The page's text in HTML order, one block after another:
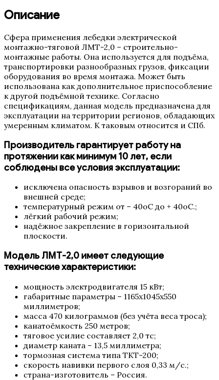
Описание
Сфера применения лебедки электрической
монтажно-тяговой ЛМТ-2,0 – строительно-
монтажные работы. Она используется для подъёма,
транспортировки разнообразных грузов, фиксации
оборудования во время монтажа. Может быть
использована как дополнительное приспособление
к другой подъёмной технике. Согласно
спецификациям, данная модель предназначена для
эксплуатации на территории регионов, обладающих
умеренным климатом. К таковым относится и СПб.
Производитель гарантирует работу на
протяжении как минимум 10 лет, если
соблюдены все условия эксплуатации:
исключена опасность взрывов и возгораний во
внешней среде;
температурный режим от – 40оС до + 40оС.;
лёгкий рабочий режим;
надёжное закрепление в горизонтальной
плоскости.
Модель ЛМТ-2,0 имеет следующие
технические характеристики:
мощность электродвигателя 15 кВт;
габаритные параметры – 1165х1045х550
миллиметров;
масса 470 килограммов (без учёта веса троса);
канатоёмкость 250 метров;
тяговое усилие составляет 2,0 тс;
диаметр каната – 13,5 миллиметра;
тормозная система типа ТКТ-200;
скорость навивки первого слоя 0,33 м/с.;
страна-изготовитель – Россия.